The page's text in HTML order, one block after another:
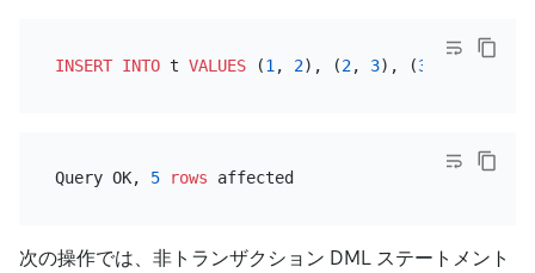
INSERT INTO t VALUES (1 , 2), (2, 3), (3
Query OK, 5 rows
次の操作では、非トランザクション DML ステートメント